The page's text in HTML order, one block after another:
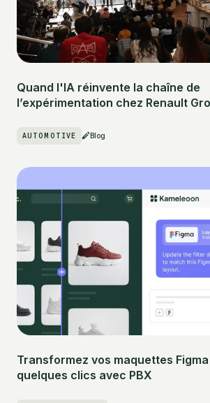
Quand l'IA réinvente la chaîne de
l’expérimentation chez Renault
AUTOMOTIVE Blog
Transformez vos maquettes
quelques clics avec PBX